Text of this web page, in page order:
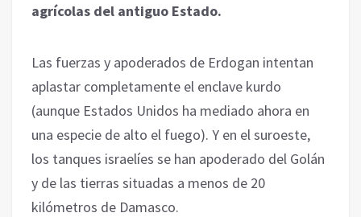
agrícolas del antiguo Estado.
Las fuerzas y apoderados de Erdogan intentan
aplastar completamente el enclave kurdo
(aunque Estados Unidos ha mediado ahora en
una especie de alto el fuego). Y en el suroeste,
los tanques israelíes se han apoderado del Golán
y de las tierras situadas a menos de 20
kilómetros de Damasco.